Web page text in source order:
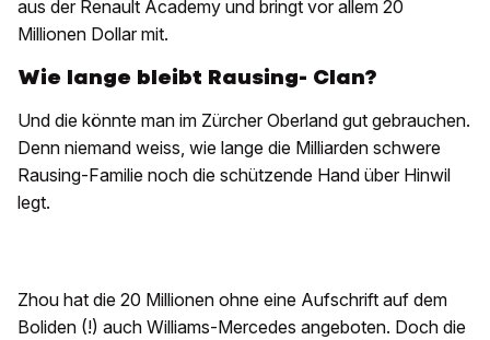
aus der Renault Academy und bringt vor allem 20
Millionen Dollar mit.
Wie lange bleibt Rausing- Clan?
Und die könnte man im Zürcher Oberland gut gebrauchen.
Denn niemand weiss, wie lange die Milliarden schwere
Rausing-Familie noch die schützende Hand über Hinwil
legt.
Zhou hat die 20 Millionen ohne eine Aufschrift auf dem
Boliden (!) auch Williams-Mercedes angeboten. Doch die